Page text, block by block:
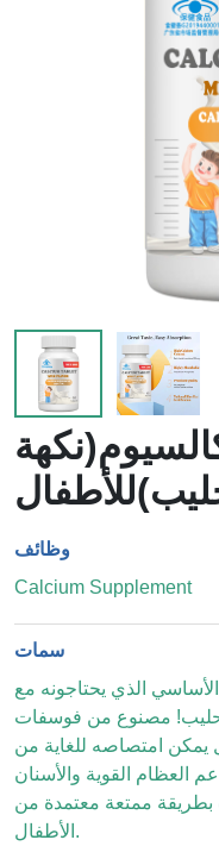
وظائف
Calcium Supplement
سمات
الذي يحتاجونه مع
الحليب! مصنوع من فوسفات
امتصاصه للغاية من
العظام القوية والأسنان
بطريقة ممتعة معتمدة من
الأطفال.